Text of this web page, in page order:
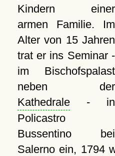
Kindern einer
armen Familie. Im
Alter von 15 Jahren
trat er ins Seminar -
im Bischofspalast
neben der
Kathedrale- in
Policastro
Bussentino bei
Salerno ein, 1794